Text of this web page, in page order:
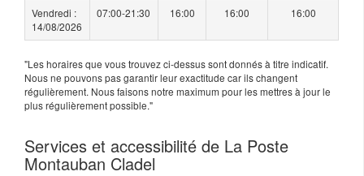
Vendredi :
14/08/2026
07:00-21:30 16:00 16:00 16:00
"Les horaires que vous trouvez ci-dessus sont donnés à titre indicatif.
Nous ne pouvons pas garantir leur exactitude car ils changent
régulièrement. Nous faisons notre maximum pour les mettres à jour le
plus régulièrement possible."
Services et accessibilité de La Poste
Montauban Cladel